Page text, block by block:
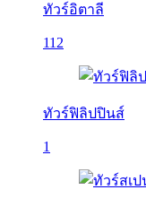
ทัวร์อิตาลี
112
ทัวร์ฟิลิปปินส์
1